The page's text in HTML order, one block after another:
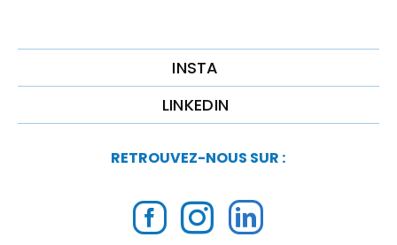
INSTA
LINKEDIN
RETROUVEZ-NOUS SUR :